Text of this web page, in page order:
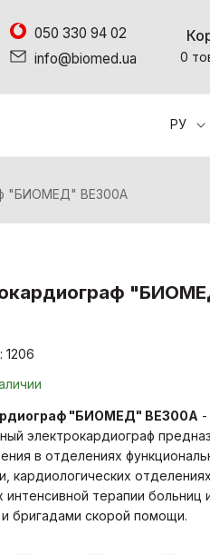
050 330 94 02
info@biomed.ua 0
РУ
"БИОМЕД" ВЕ300A
1206
"БИОМЕД" ВЕ300А -
электрокардиограф
в отделениях
кардиологических отделениях,
интенсивной терапии больниц
и бригадами скорой помощи.